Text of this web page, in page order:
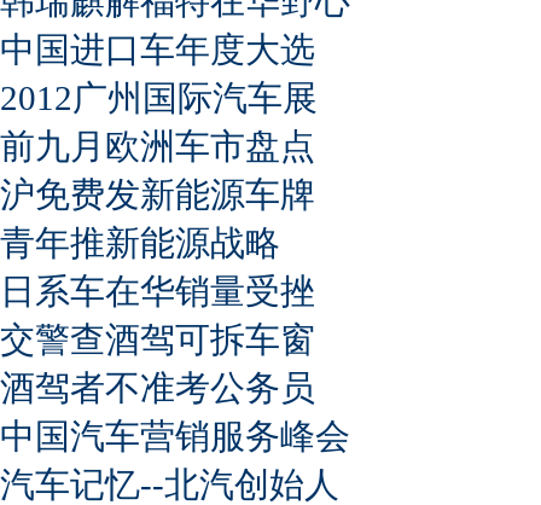
中国进口车年度大选
2012广州国际汽车展
前九月欧洲车市盘点
沪免费发新能源车牌
青年推新能源战略
日系车在华销量受挫
交警查酒驾可拆车窗
酒驾者不准考公务员
中国汽车营销服务峰会
汽车记忆--北汽创始人